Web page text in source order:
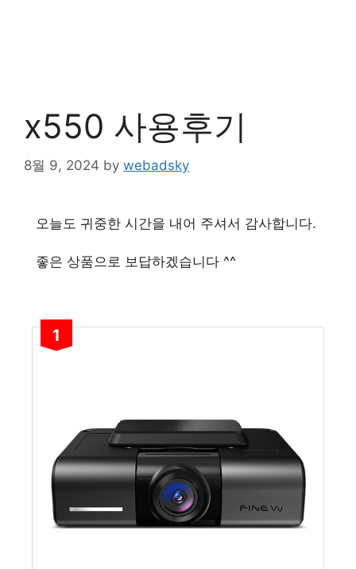
x550 사용후기
8월 9, 2024 by webadsky
오늘도 귀중한 시간을 내어 주셔서 감사합니다.
좋은 상품으로 보답하겠습니다 ^^
1